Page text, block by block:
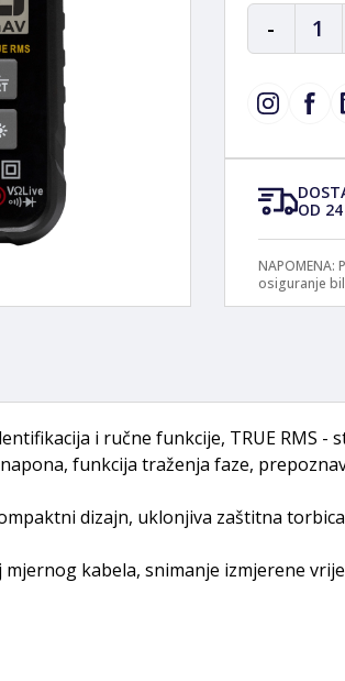
- 1
OD
osiguranje
i ručne funkcije, TRUE RMS
funkcija traženja faze,
dizajn, uklonjiva zaštitna torbica
kabela, snimanje izmjerene